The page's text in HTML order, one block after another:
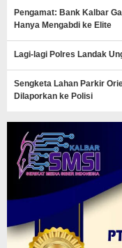
Pengamat: Bank Kalbar
Hanya Mengabdi ke Elite
Lagi-lagi Polres Landak
Sengketa Lahan Parkir
Dilaporkan ke Polisi